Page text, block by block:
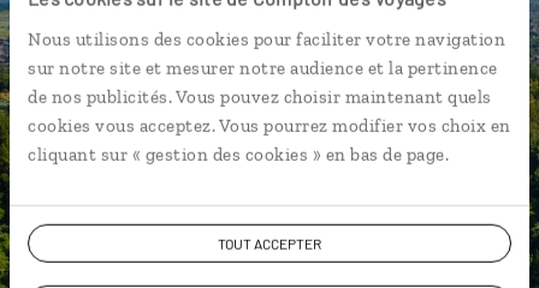
Nous utilisons des cookies pour faciliter votre navigation
sur notre site et mesurer notre audience et la pertinence
de nos publicités. Vous pouvez choisir maintenant quels
cookies vous acceptez. Vous pourrez modifier vos choix en
cliquant sur « gestion des cookies » en bas de page.
TOUT ACCEPTER
L’itinéraire vers votre hôtel en 1
clic
Notre sélection d'échoppes de rue
Les plus belles anses et criques
géolocalisées
vous-même